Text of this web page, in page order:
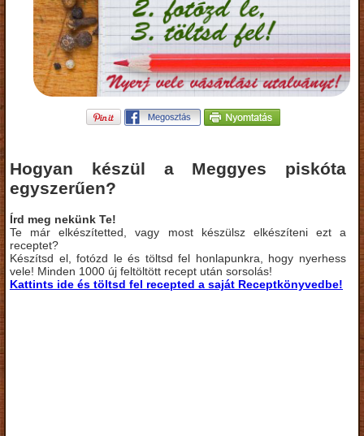
Hogyan készül a Meggyes piskóta
egyszerűen?
Írd meg nekünk Te!
Te már elkészítetted, vagy most készülsz elkészíteni ezt a
receptet?
Készítsd el, fotózd le és töltsd fel honlapunkra, hogy nyerhess
vele! Minden 1000 új feltöltött recept után sorsolás!
Kattints ide és töltsd fel recepted a saját Receptkönyvedbe!